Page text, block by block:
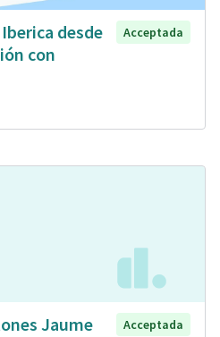
desde
con
Acceptada
Jaume
Acceptada